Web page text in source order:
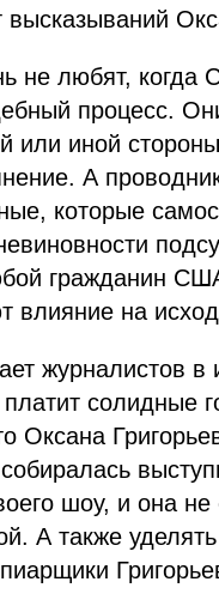
не любят,
процесс.
или иной
А
которые
гражданин
влияние на
журналистов в
солидные
Оксана
шоу, и она не
А также